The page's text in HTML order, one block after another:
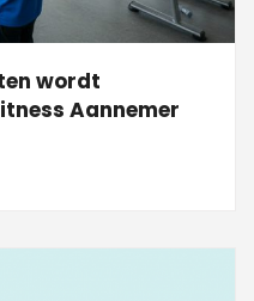
wordt
Aannemer